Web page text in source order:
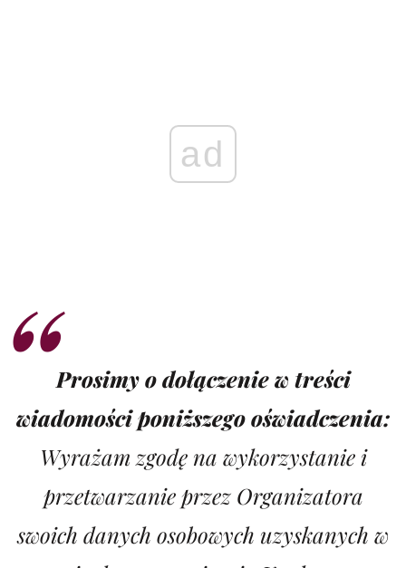
ad
Prosimy o dołączenie w treści
wiadomości poniższego oświadczenia:
Wyrażam zgodę na wykorzystanie i
przetwarzanie przez Organizatora
swoich danych osobowych uzyskanych w